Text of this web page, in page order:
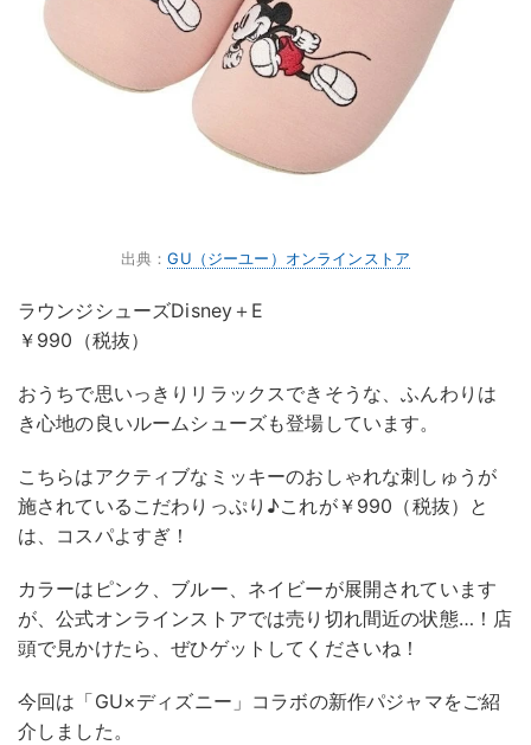
出典：GU（ジーユー）オンラインストア
ラウンジシューズDisney＋E
￥990（税抜）
おうちで思いっきりリラックスできそうな、ふんわりは
き心地の良いルームシューズも登場しています。
こちらはアクティブなミッキーのおしゃれな刺しゅうが
施されているこだわりっぷり♪これが￥990（税抜）と
は、コスパよすぎ！
カラーはピンク、ブルー、ネイビーが展開されています
が、公式オンラインストアでは売り切れ間近の状態…！店
頭で見かけたら、ぜひゲットしてくださいね！
今回は「GU×ディズニー」コラボの新作パジャマをご紹
介しました。